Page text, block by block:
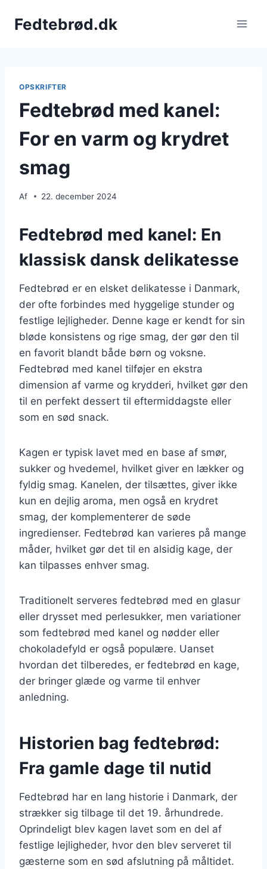
Fedtebrød.dk
OPSKRIFTER
Fedtebrød med kanel:
For en varm og krydret
smag
Af 22. december 2024
Fedtebrød med kanel: En
klassisk dansk delikatesse
Fedtebrød er en elsket delikatesse i Danmark,
der ofte forbindes med hyggelige stunder og
festlige lejligheder. Denne kage er kendt for sin
bløde konsistens og rige smag, der gør den til
en favorit blandt både børn og voksne.
Fedtebrød med kanel tilføjer en ekstra
dimension af varme og krydderi, hvilket gør den
til en perfekt dessert til eftermiddagste eller
som en sød snack.
Kagen er typisk lavet med en base af smør,
sukker og hvedemel, hvilket giver en lækker og
fyldig smag. Kanelen, der tilsættes, giver ikke
kun en dejlig aroma, men også en krydret
smag, der komplementerer de søde
ingredienser. Fedtebrød kan varieres på mange
måder, hvilket gør det til en alsidig kage, der
kan tilpasses enhver smag.
Traditionelt serveres fedtebrød med en glasur
eller drysset med perlesukker, men variationer
som fedtebrød med kanel og nødder eller
chokoladefyld er også populære. Uanset
hvordan det tilberedes, er fedtebrød en kage,
der bringer glæde og varme til enhver
anledning.
Historien bag fedtebrød:
Fra gamle dage til nutid
Fedtebrød har en lang historie i Danmark, der
strækker sig tilbage til det 19. århundrede.
Oprindeligt blev kagen lavet som en del af
festlige lejligheder, hvor den blev serveret til
gæsterne som en sød afslutning på måltidet.